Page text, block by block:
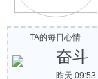
TA的每日心情
奋斗
昨天 09:53